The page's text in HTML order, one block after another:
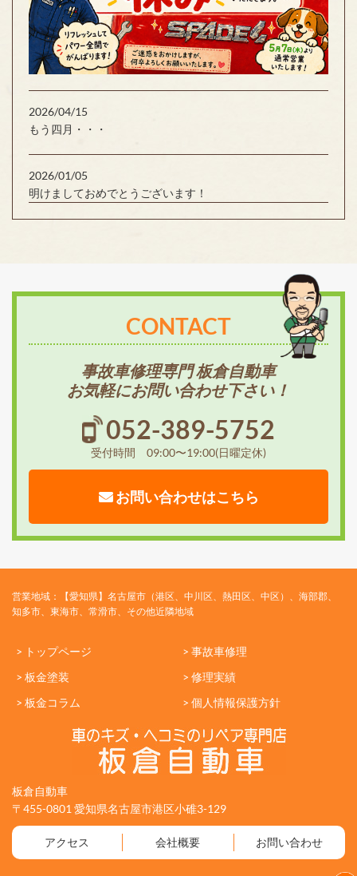
2026/04/15
もう四月・・・
2026/01/05
明けましておめでとうございます！
CONTACT
事故車修理専門 板倉自動車
お気軽にお問い合わせ下さい！
052-389-5752
受付時間 09:00〜19:00(日曜定休)
お問い合わせはこちら
営業地域：【愛知県】名古屋市（港区、中川区、熱田区、中区）、海部郡、
知多市、東海市、常滑市、その他近隣地域
> トップページ
> 事故車修理
> 板金塗装
> 修理実績
> 板金コラム
> 個人情報保護方針
板倉自動車
〒455-0801 愛知県名古屋市港区小碓3-129
アクセス 会社概要 お問い合わせ